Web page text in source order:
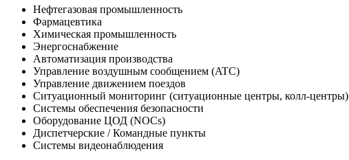
Нефтегазовая промышленность
Фармацевтика
Химическая промышленность
Энергоснабжение
Автоматизация производства
Управление воздушным сообщением (ATC)
Управление движением поездов
Ситуационный мониторинг (ситуационные центры, колл-центры)
Системы обеспечения безопасности
Оборудование ЦОД (NOCs)
Диспетчерские / Командные пункты
Системы видеонаблюдения